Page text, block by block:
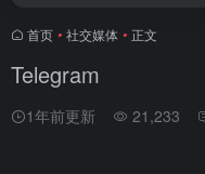
首页 • 社交媒体 • 正文
Telegram
1年前更新 21,233